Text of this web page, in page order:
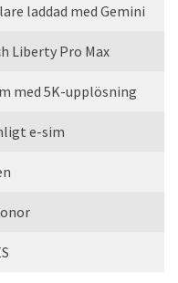
laddad med Gemini
Liberty Pro Max
med 5K-upplösning
e-sim